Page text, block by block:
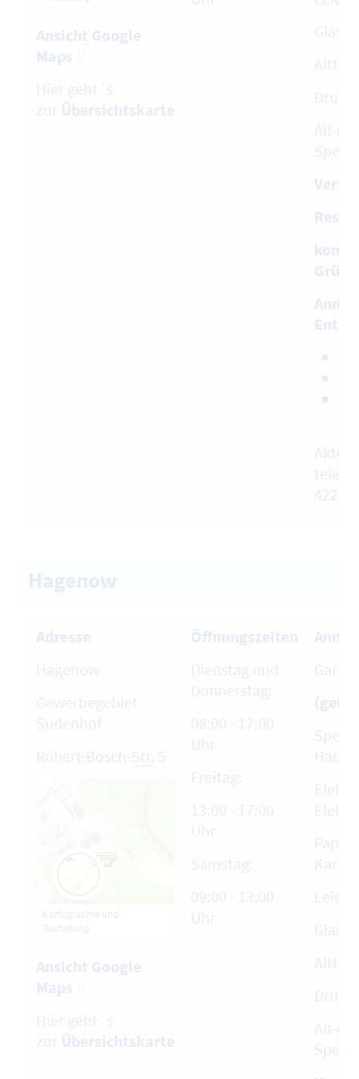
Ansicht Google
Maps
Hier geht´s
zur Übersichtskarte
Glas
Alt-
Adresse
Hagenow
Gewerbegebiet
Sudenhof
Robert-Bosch-Str. 5
Ansicht Google
Maps
Hier geht´s
zur Übersichtskarte
Öffnungszeiten
Dienstag und
Donnerstag:
08:00 - 17:00
Uhr
Freitag:
13:00 - 17:00
Uhr
Samstag:
09:00 - 13:00
Uhr
Glas
Alt-